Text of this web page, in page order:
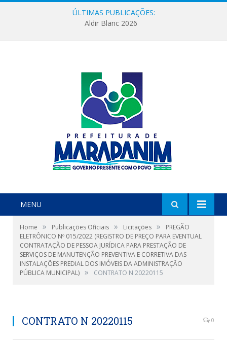
ÚLTIMAS PUBLICAÇÕES:
Aldir Blanc 2026
MENU
Home » Publicações Oficiais » Licitações »
PREGÃO
ELETRÔNICO Nº 015/2022 (REGISTRO DE PREÇO PARA EVENTUAL
CONTRATAÇÃO DE PESSOA JURÍDICA PARA PRESTAÇÃO DE
SERVIÇOS DE MANUTENÇÃO PREVENTIVA E CORRETIVA DAS
INSTALAÇÕES PREDIAL DOS IMÓVEIS DA ADMINISTRAÇÃO
PÚBLICA MUNICIPAL) » CONTRATO N 20220115
CONTRATO N 20220115 0